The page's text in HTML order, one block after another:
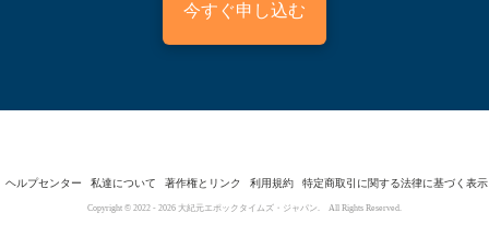
今すぐ申し込む
ヘルプセンター 私達について 著作権とリンク 利用規約 特定商取引に関する法律に基づく表示
Copyright © 2022 - 2026 大紀元エポックタイムズ・ジャパン. All Rights Reserved.